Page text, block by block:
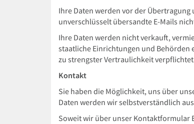
Ihre Daten werden vor der
unverschlüsselt übersandte E-Mails
Ihre Daten werden nicht verkauft,
staatliche Einrichtungen und Behörden
zu strengster Vertraulichkeit
Kontakt
Sie haben die Möglichkeit, uns über
Daten werden wir selbstverständlich
Soweit wir über unser Kontaktformular